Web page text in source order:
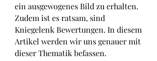
ein ausgewogenes Bild zu erhalten.
Zudem ist es ratsam, sind
Kniegelenk Bewertungen. In diesem
Artikel werden wir uns genauer mit
dieser Thematik befassen.